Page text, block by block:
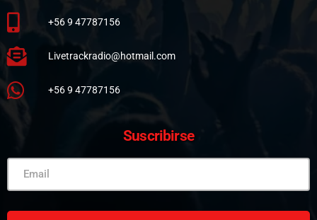
+56 9 47787156
Livetrackradio@hotmail.com
+56 9 47787156
Suscribirse